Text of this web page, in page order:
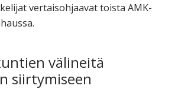
vertaisohjaavat toista AMK-
välineitä
siirtymiseen